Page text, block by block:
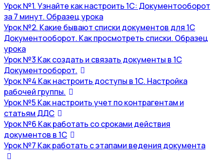
Урок №1. Узнайте как настроить 1С: Документооборот
за 7 минут. Образец урока
Урок №2. Какие бывают списки документов для 1С
Документооборот. Как просмотреть списки. Образец
урока
Урок №3 Как создать и связать документы в 1С
Документооборот.
Урок №4 Как настроить доступы в 1С. Настройка
рабочей группы.
Урок №5 Как настроить учет по контрагентам и
статьям ДДС
Урок №6 Как работать со сроками действия
документов в 1С
Урок №7 Как работать с этапами ведения документа